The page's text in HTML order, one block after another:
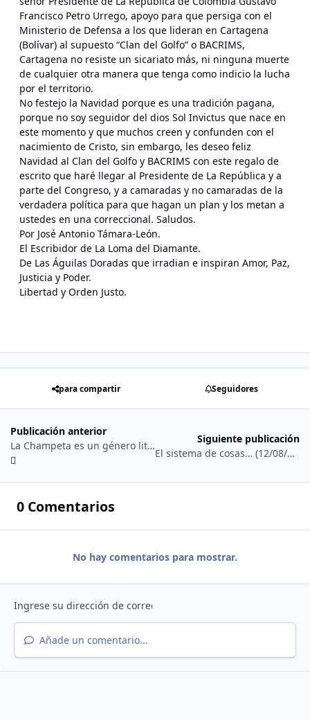
Francisco Petro Urrego, apoyo para que persiga con el
Ministerio de Defensa a los que lideran en Cartagena
(Bolívar) al supuesto “Clan del Golfo” o BACRIMS,
Cartagena no resiste un sicariato más, ni ninguna muerte
de cualquier otra manera que tenga como indicio la lucha
por el territorio.
No festejo la Navidad porque es una tradición pagana,
porque no soy seguidor del dios Sol Invictus que nace en
este momento y que muchos creen y confunden con el
nacimiento de Cristo, sin embargo, les deseo feliz
Navidad al Clan del Golfo y BACRIMS con este regalo de
escrito que haré llegar al Presidente de La República y a
parte del Congreso, y a camaradas y no camaradas de la
verdadera política para que hagan un plan y los metan a
ustedes en una correccional. Saludos.
Por José Antonio Támara-León.
El Escribidor de La Loma del Diamante.
De Las Águilas Doradas que irradian e inspiran Amor, Paz,
Justicia y Poder.
Libertad y Orden Justo.
para compartir Seguidores
Publicación anterior
La Champeta es un género literario, o más bien, sus letras entran dentro de los géneros literarios… (18/02/2’024)
Siguiente publicación
El sistema de cosas… (12/08/2’023)
0 Comentarios
No hay comentarios para mostrar.
Añade un comentario...